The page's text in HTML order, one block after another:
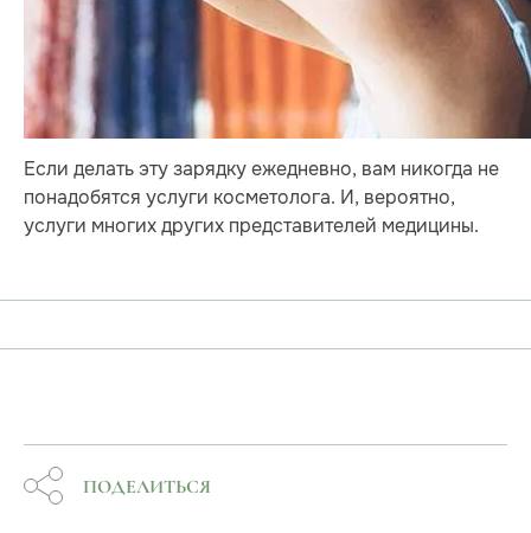
Если делать эту зарядку ежедневно, вам никогда не
понадобятся услуги косметолога. И, вероятно,
услуги многих других представителей медицины.
ПОДЕЛИТЬСЯ